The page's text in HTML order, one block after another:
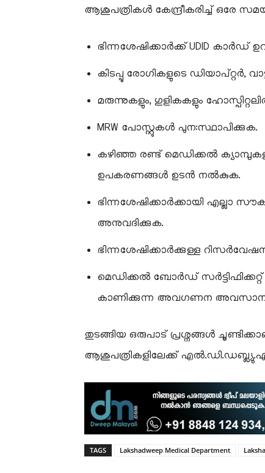
ആശുപത്രികൾ കേന്ദ്രീകരിച്ച് ഒരേ
ഭിന്നശേഷിക്കാർക്ക് UDID കാർഡ്
കിടപ്പു രോഗികളുടെ ഡിയാപ്റ്റർ,
മരുന്നുകളും, ഗുളികകളും
MRW പോസ്റ്റുകൾ പുന:സ്ഥാപിക്കുക.
കഴിഞ്ഞ രണ്ട് മെഡിക്കൽ
ഉപകരണങ്ങൾ ഉടൻ നൽകുക.
ഭിന്നശേഷിക്കാർക്കായി എല്ലാ
അനുവദിക്കുക.
ഭിന്നശേഷിക്കാർക്കുള്ള
മെഡിക്കൽ ബോർഡ് സർട്ടിഫിക്കറ്റ്
കാണിക്കുന്ന അവഗണന
തുടങ്ങിയ ഒരുപാട് പ്രശ്നങ്ങൾ
ആശുപത്രികളിലേക്ക് എൽ.ഡി.ഡബ്ല്യു.എ
TAGS Lakshadweep Medical Department